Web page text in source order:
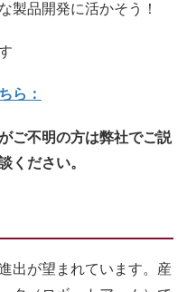
製品開発に活かそう！
ら：
ご不明の方は弊社でご説
ください。
出が望まれています。産